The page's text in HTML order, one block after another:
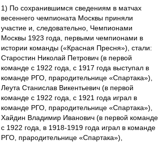
1) По сохранившимся сведениям в матчах
весеннего чемпионата Москвы приняли
участие и, следовательно, Чемпионами
Москвы 1923 года, первыми чемпионами в
истории команды («Красная Пресня»), стали:
Старостин Николай Петрович (в первой
команде с 1922 года, с 1917 года выступал в
команде РГО, прародительнице «Спартака»),
Леута Станислав Викентьевич (в первой
команде с 1922 года, с 1921 года играл в
команде РГО, прародительнице «Спартака»),
Хайдин Владимир Иванович (в первой команде
с 1922 года, в 1918-1919 года играл в команде
РГО, прародительнице «Спартака»),